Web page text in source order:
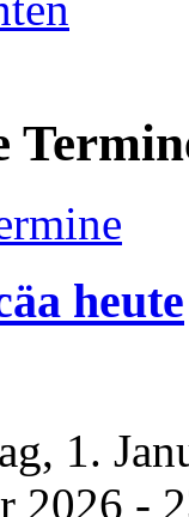
heute
1.
2026 -